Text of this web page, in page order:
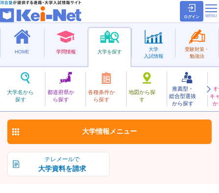
ログイン
HOME 学問情報 大学を探す
大学名から
探す
都道府県か
ら探す
各種条件か
ら探す
地図から探
す
推薦型・
総合型選抜
から探す
キ
か
大学
入試情報
受験対策・
勉強法
私立
しょうなんかまくらいりょう
湘南鎌倉医療大学 お気に入り
テレメールで
大学資料を請求
大学情報 メニュー